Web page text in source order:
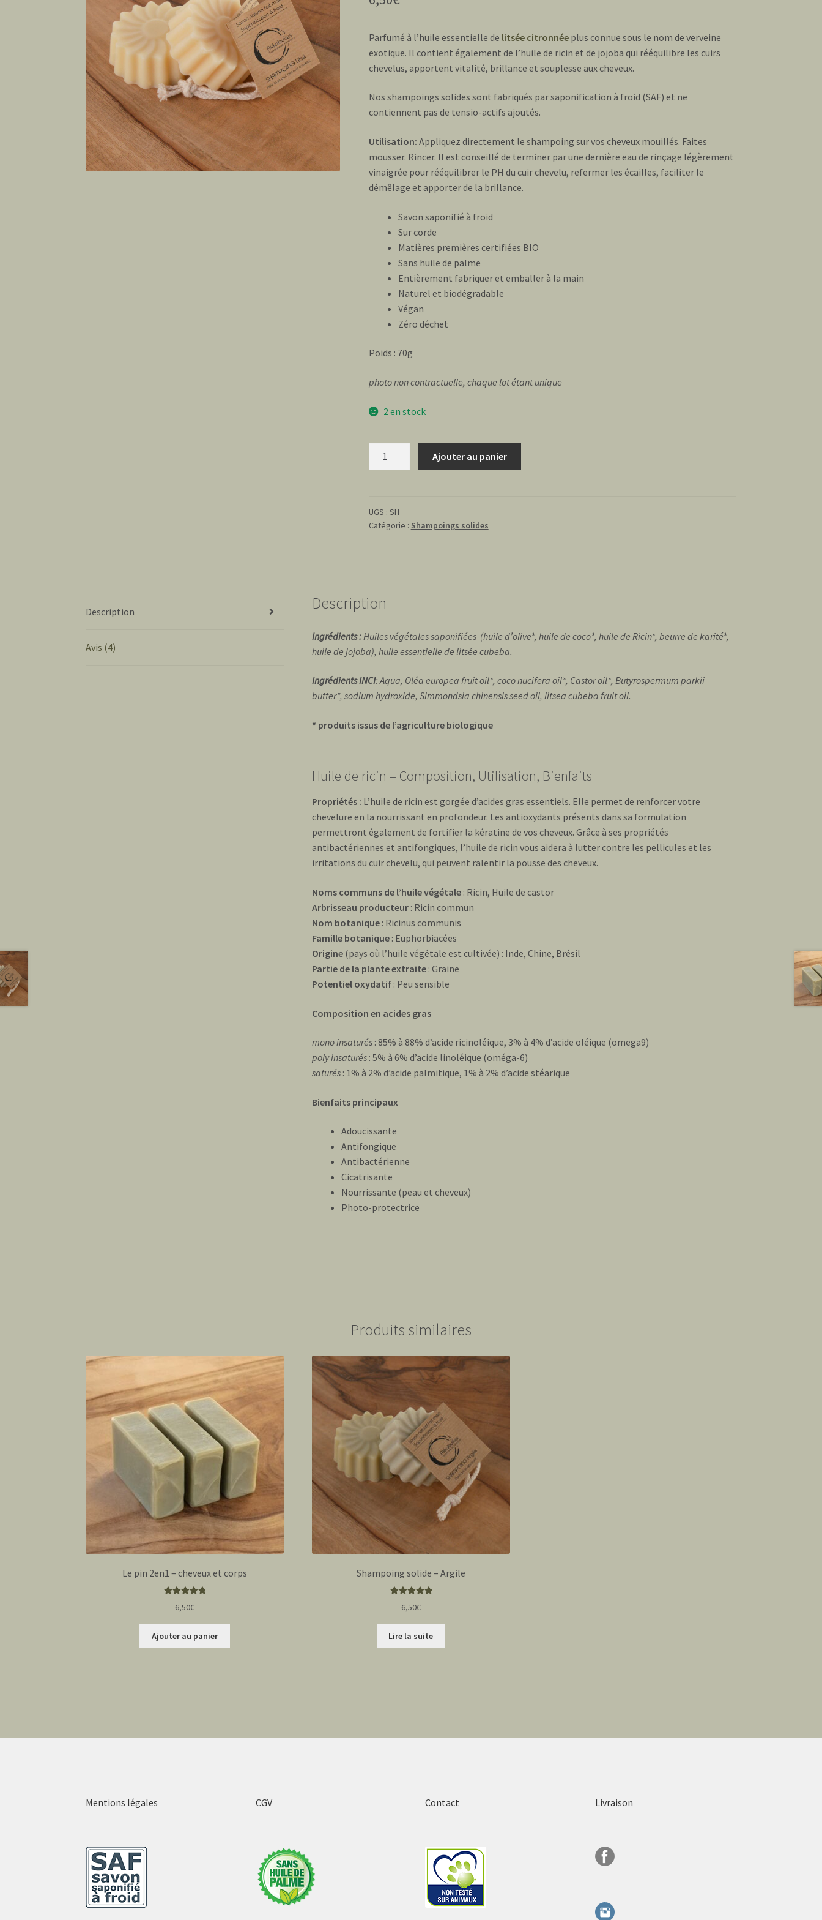
surnotations
Parfumé à l’huile essentielle de litsée citronnéeplus connue sous le nom de verveine
exotique. Il contient également de l’huile de ricin et de jojoba qui rééquilibre les cuirs
chevelus, apportent vitalité, brillance et souplesse aux cheveux.
Nos shampoings solides sont fabriqués par saponification à froid (SAF) et ne
contiennent pas de tensio-actifs ajoutés.
Utilisation: Appliquez directement le shampoing sur vos cheveux mouillés. Faites
mousser. Rincer. Il est conseillé de terminer par une dernière eau de rinçage légèrement
vinaigrée pour rééquilibrer le PH du cuir chevelu, refermer les écailles, faciliter le
démêlage et apporter de la brillance.
Savon saponifié à froid
Sur corde
Matières premières certifiées BIO
Sans huile de palme
Entièrement fabriquer et emballer à la main
Naturel et biodégradable
Végan
Zéro déchet
Poids : 70g
photo non contractuelle, chaque lot étant unique
2 en stock
-
Litsée
Ajouter au panier
UGS : SH
Catégorie : Shampoings solides
Description
Avis (4)
Description
Ingrédients : Huiles végétales saponifiées (huile d’olive*, huile de coco*, huile de Ricin*, beurre de karité*,
huile de jojoba), huile essentielle de litsée cubeba.
Ingrédients INCI: Aqua, Oléa europea fruit oil*, coco nucifera oil*, Castor oil*, Butyrospermum parkii
butter*, sodium hydroxide, Simmondsia chinensis seed oil, litsea cubeba fruit oil.
* produits issus de l’agriculture biologique
Huile de ricin – Composition, Utilisation, Bienfaits
Propriétés : L’huile de ricin est gorgée d’acides gras essentiels. Elle permet de renforcer votre
chevelure en la nourrissant en profondeur. Les antioxydants présents dans sa formulation
permettront également de fortifier la kératine de vos cheveux. Grâce à ses propriétés
antibactériennes et antifongiques, l’huile de ricin vous aidera à lutter contre les pellicules et les
irritations du cuir chevelu, qui peuvent ralentir la pousse des cheveux.
Noms communs de l’huile végétale : Ricin, Huile de castor
Arbrisseau producteur : Ricin commun
Nom botanique : Ricinus communis
Famille botanique : Euphorbiacées
Origine (pays où l’huile végétale est cultivée) : Inde, Chine, Brésil
Partie de la plante extraite : Graine
Potentiel oxydatif : Peu sensible
Composition en acides gras
mono insaturés : 85% à 88% d’acide ricinoléique, 3% à 4% d’acide oléique (omega9)
poly insaturés : 5% à 6% d’acide linoléique (oméga-6)
saturés : 1% à 2% d’acide palmitique, 1% à 2% d’acide stéarique
Bienfaits principaux
Adoucissante
Antifongique
Antibactérienne
Cicatrisante
Nourrissante (peau et cheveux)
Photo-protectrice
Produits similaires
Le pin 2en1 – cheveux et corps
6,50€
Ajouter au panier
Shampoing solide – Argile
6,50€
Lire la suite
Mentions légales CGV Contact Livraison